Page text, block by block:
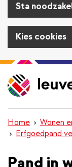
Sta
Kies cookies
Overslaan
en
naar
inhoud
gaan
Home Wonen
Erfgoedpand
Pand in